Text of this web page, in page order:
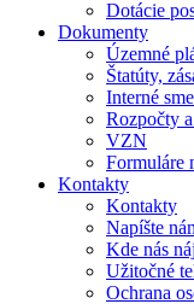
Dotácie
Dokumenty
Územné
Štatúty,
Interné
Rozpočty
VZN
Formuláre
Kontakty
Kontakty
Napíšte
Kde nás
Užitočné
Ochrana